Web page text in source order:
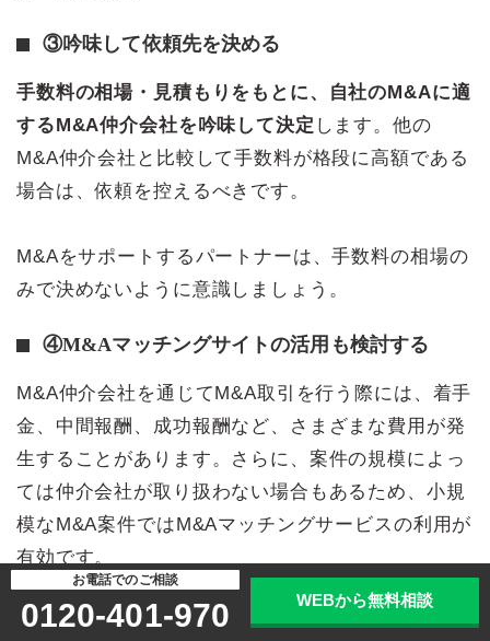
③吟味して依頼先を決める
手数料の相場・見積もりをもとに、自社のM&Aに適
するM&A仲介会社を吟味して決定 します。他の
M&A仲介会社と比較して手数料が格段に高額である
場合は、依頼を控えるべきです。
M&Aをサポートするパートナーは、手数料の相場の
みで決めないように意識しましょう。
④M&Aマッチングサイトの活用も検討する
M&A仲介会社を通じてM&A取引を行う際には、着手
金、中間報酬、成功報酬など、さまざまな費用が発
生することがあります。さらに、案件の規模によっ
ては仲介会社が取り扱わない場合もあるため、小規
模なM&A案件ではM&Aマッチングサービスの利用が
有効です。
ただし、M&Aマッチングサイトを使う場合でも、
お電話でのご相談
0120-401-970 WEBから無料相談